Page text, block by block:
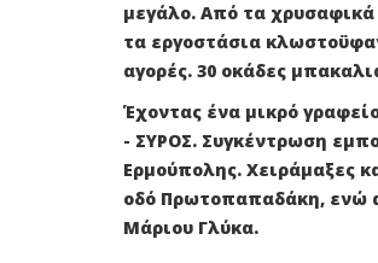
μεγάλο. Από τα
τα εργοστάσια
αγορές. 30 οκάδες
Έχοντας ένα μικρό
- ΣΥΡΟΣ. Συγκέντρωση
Ερμούπολης. Χειράμαξες
οδό Πρωτοπαπαδάκη, ενώ
Μάριου Γλύκα.